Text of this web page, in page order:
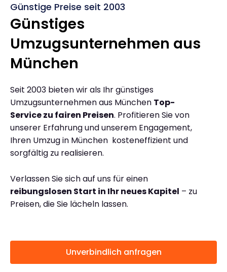
Günstige Preise seit 2003
Günstiges
Umzugsunternehmen aus
München
Seit 2003 bieten wir als Ihr günstiges
Umzugsunternehmen aus München Top-
Service zu fairen Preisen. Profitieren Sie von
unserer Erfahrung und unserem Engagement,
Ihren Umzug in München kosteneffizient und
sorgfältig zu realisieren.
Verlassen Sie sich auf uns für einen
reibungslosen Start in Ihr neues Kapitel – zu
Preisen, die Sie lächeln lassen.
Unverbindlich anfragen